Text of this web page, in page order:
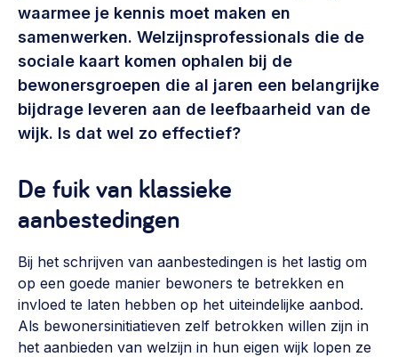
Eigen gebouw
Huren of kopen, maatschappelijk vastgoed,
Sociaal ondernemen
Bewonersbedrijf starten, ondernemingsplan maken >
Buurtbewoners verbinden
Community building en ABCD, welkomstcultuur >
Betrokken buurten, contact stimuleren, netwerken
uitbreiden >
Wijkaanpak
Werken aan de wijk, ABCD, WijkWijzer >
Lid worden
Vraag stellen
030 231 7511
info@lsabewoners.nl
waarmee je kennis moet maken en
samenwerken. Welzijnsprofessionals die de
sociale kaart komen ophalen bij de
bewonersgroepen die al jaren een belangrijke
bijdrage leveren aan de leefbaarheid van de
wijk. Is dat wel zo effectief?
De fuik van klassieke
aanbestedingen
Bij het schrijven van aanbestedingen is het lastig om
op een goede manier bewoners te betrekken en
invloed te laten hebben op het uiteindelijke aanbod.
Als bewonersinitiatieven zelf betrokken willen zijn in
het aanbieden van welzijn in hun eigen wijk lopen ze